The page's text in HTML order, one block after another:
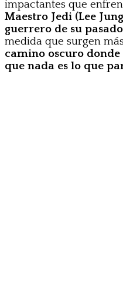
impactantes que
Maestro Jedi (Lee
guerrero de su
medida que surgen
camino oscuro
que nada es lo que